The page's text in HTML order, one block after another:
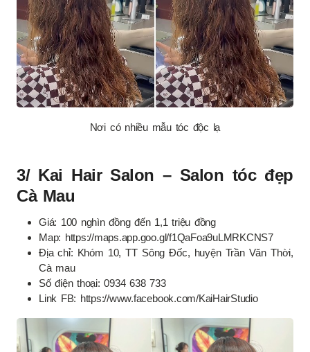
Nơi có nhiều mẫu tóc độc lạ
3/ Kai Hair Salon – Salon tóc đẹp
Cà Mau
Giá: 100 nghìn đồng đến 1,1 triệu đồng
Map: https://maps.app.goo.gl/f1QaFoa9uLMRKCNS7
Địa chỉ: Khóm 10, TT Sông Đốc, huyện Trần Văn Thời,
Cà mau
Số điện thoại: 0934 638 733
Link FB: https://www.facebook.com/KaiHairStudio